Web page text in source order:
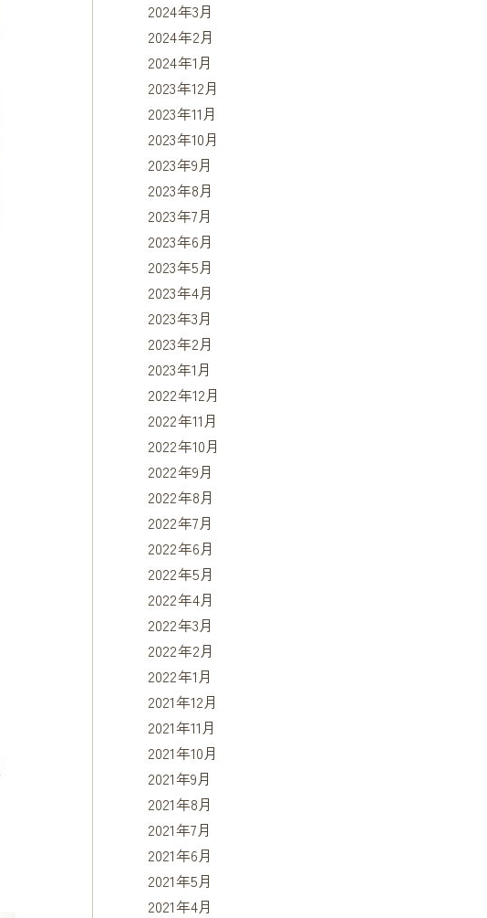
2024年3月
2024年2月
2024年1月
2023年12月
2023年11月
2023年10月
2023年9月
2023年8月
2023年7月
2023年6月
2023年5月
2023年4月
2023年3月
2023年2月
2023年1月
2022年12月
2022年11月
2022年10月
2022年9月
2022年8月
2022年7月
2022年6月
2022年5月
2022年4月
2022年3月
2022年2月
2022年1月
2021年12月
2021年11月
2021年10月
2021年9月
2021年8月
2021年7月
2021年6月
2021年5月
2021年4月